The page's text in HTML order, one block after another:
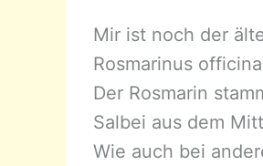
Mir ist noch der
Rosmarinus
Der Rosmarin
Salbei aus dem
Wie auch bei